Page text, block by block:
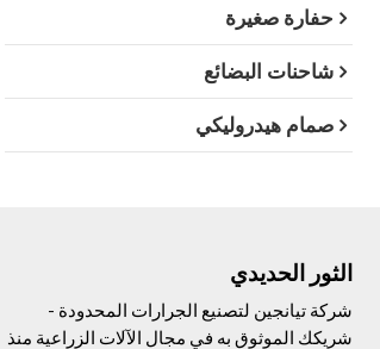
حفارة صغيرة
شاحنات البضائع
صمام هيدروليكي
الثور الحديدي
شركة تيانجين لتصنيع الجرارات المحدودة -
شريكك الموثوق به في مجال الآلات الزراعية منذ